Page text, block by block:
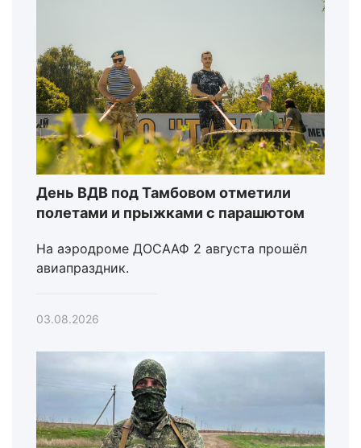
День ВДВ под Тамбовом отметили
полетами и прыжками с парашютом
На аэродроме ДОСААФ 2 августа прошёл
авиапраздник.
03.08.2026